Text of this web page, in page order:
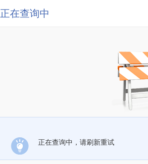
正在查询中
正在查询中，请刷新重试